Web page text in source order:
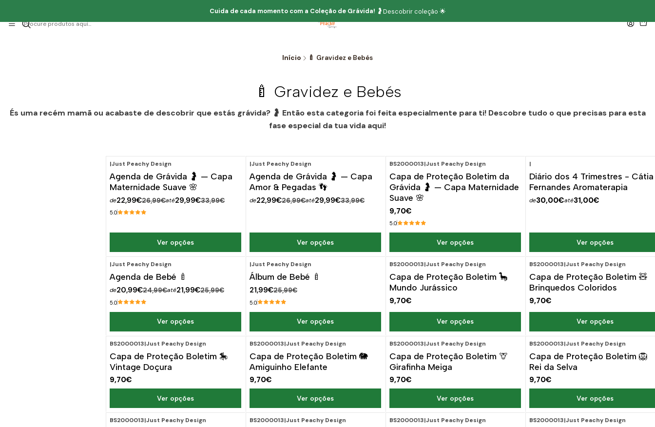
Cuida de cada momento com a Coleção de Grávida! 🤰Descobrir coleção 🌟
Início 🍼 Gravidez e Bebés
🍼 Gravidez e Bebés
És uma recém mamã ou acabaste de descobrir que estás grávida? 🤰 Então esta categoria foi feita especialmente para ti! Descobre tudo o que precisas para esta
fase especial da tua vida aqui!
-15%DESCONTO
|Just Peachy Design
Agenda de Grávida 🤰 — Capa
Maternidade Suave 🌸
de22,99€26,99€até29,99€33,99€
5.0
Ver opções
-15%DESCONTO
|Just Peachy Design
Agenda de Grávida 🤰 — Capa
Amor & Pegadas 👣
de22,99€26,99€até29,99€33,99€
Ver opções
BS2000013|Just Peachy Design
Capa de Proteção Boletim da
Grávida 🤰 — Capa Maternidade
Suave 🌸
9,70€
5.0
Ver opções
|
Diário dos 4 Trimestres - Cátia
Fernandes Aromaterapia
de30,00€até31,00€
Ver opções
-16%DESCONTO
|Just Peachy Design
Agenda de Bebé 🍼
de20,99€24,99€até21,99€25,99€
5.0
Ver opções
-15%DESCONTO
|Just Peachy Design
Álbum de Bebé 🍼
21,99€25,99€
5.0
Ver opções
BS2000013|Just Peachy Design
Capa de Proteção Boletim 🦕
Mundo Jurássico
9,70€
Ver opções
BS2000013|Just Peachy Design
Capa de Proteção Boletim 🧸
Brinquedos Coloridos
9,70€
Ver opções
BS2000013|Just Peachy Design
Capa de Proteção Boletim 🎠
Vintage Doçura
9,70€
Ver opções
BS2000013|Just Peachy Design
Capa de Proteção Boletim 🐘
Amiguinho Elefante
9,70€
Ver opções
BS2000013|Just Peachy Design
Capa de Proteção Boletim 🦒
Girafinha Meiga
9,70€
Ver opções
BS2000013|Just Peachy Design
Capa de Proteção Boletim 🦁
Rei da Selva
9,70€
Ver opções
BS2000013|Just Peachy Design BS2000013|Just Peachy Design BS2000013|Just Peachy Design BS2000013|Just Peachy Design